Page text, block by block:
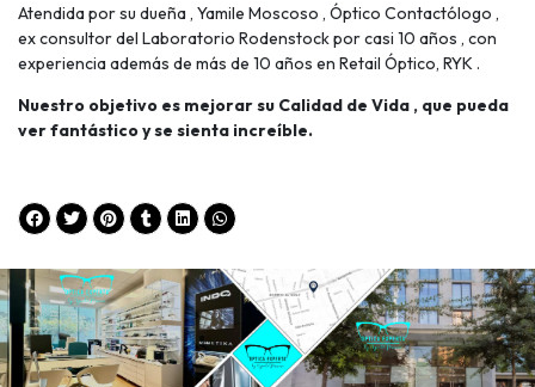
Atendida por su dueña , Yamile Moscoso , Óptico Contactólogo ,
ex consultor del Laboratorio Rodenstock por casi 10 años , con
experiencia además de más de 10 años en Retail Óptico, RYK .
Nuestro objetivo es mejorar su Calidad de Vida , que pueda
ver fantástico y se sienta increíble.